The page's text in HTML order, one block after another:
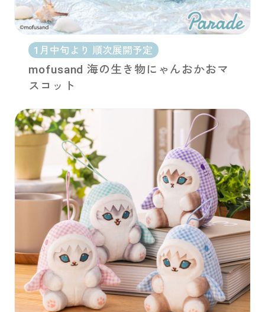
1月中旬より 順次展開予定
mofusand 海の生き物にゃんおかおマ
スコット